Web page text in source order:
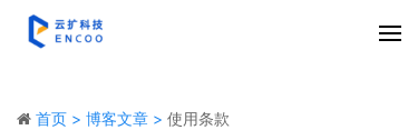
首页 > 博客文章 > 使用条款